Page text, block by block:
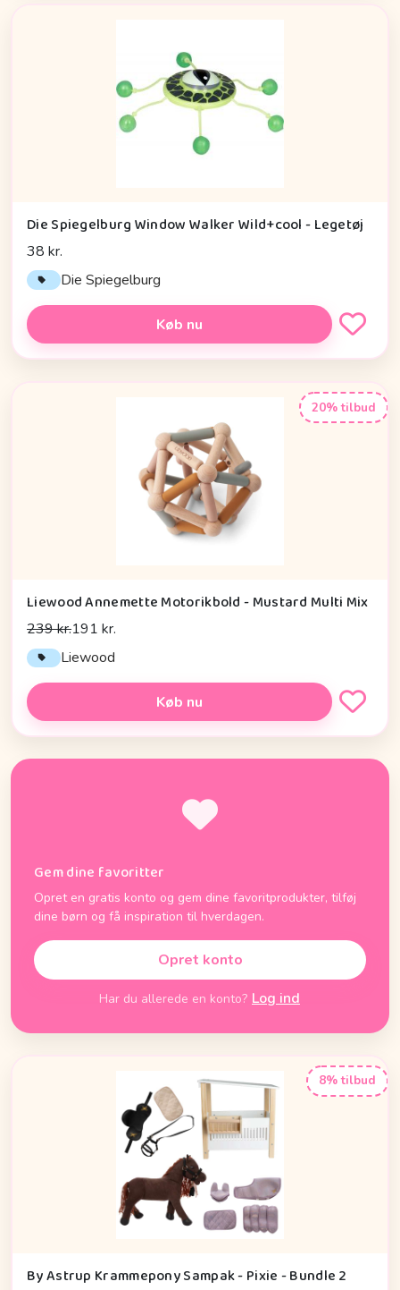
Die Spiegelburg Window Walker Wild+cool - Legetøj
38 kr.
Die Spiegelburg
Køb nu
20% tilbud
Liewood Annemette Motorikbold - Mustard Multi Mix
239 kr.191 kr.
Liewood
Køb nu
Gem dine favoritter
Opret en gratis konto og gem dine favoritprodukter, tilføj
dine børn og få inspiration til hverdagen.
Opret konto
Har du allerede en konto? Log ind
8% tilbud
By Astrup Krammepony Sampak - Pixie - Bundle 2